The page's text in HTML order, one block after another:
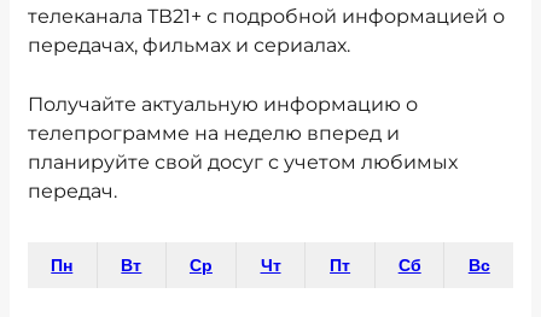
телеканала ТВ21+ с подробной информацией о
передачах, фильмах и сериалах.
Получайте актуальную информацию о
телепрограмме на неделю вперед и
планируйте свой досуг с учетом любимых
передач.
Пн Вт Ср Чт Пт Сб Вс